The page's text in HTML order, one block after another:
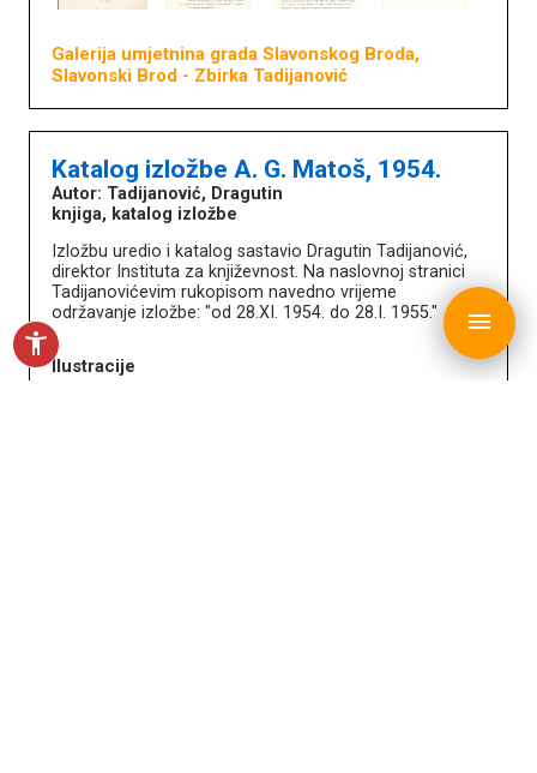
menu
accessibility_new
Galerija umjetnina grada Slavonskog Broda,
Slavonski Brod - Zbirka Tadijanović
Katalog izložbe A. G. Matoš, 1954.
Autor: Tadijanović, Dragutin
knjiga, katalog izložbe
Izložbu uredio i katalog sastavio Dragutin Tadijanović,
direktor Instituta za književnost. Na naslovnoj stranici
Tadijanovićevim rukopisom navedno vrijeme
održavanje izložbe: "od 28.XI. 1954. do 28.I. 1955."
Ilustracije
copyright © MDC 2017. - 2026.